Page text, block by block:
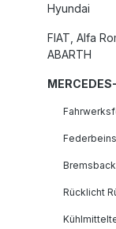
Hyundai
FIAT, Alfa
ABARTH
Rücklicht